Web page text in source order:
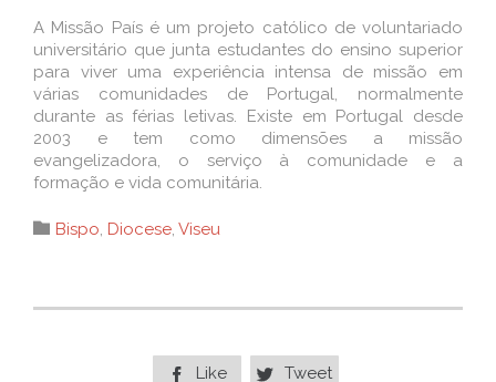
A Missão País é um projeto católico de voluntariado
universitário que junta estudantes do ensino superior
para viver uma experiência intensa de missão em
várias comunidades de Portugal, normalmente
durante as férias letivas. Existe em Portugal desde
2003 e tem como dimensões a missão
evangelizadora, o serviço à comunidade e a
formação e vida comunitária.
 Category
Bispo, Diocese, Viseu
 Like  Tweet